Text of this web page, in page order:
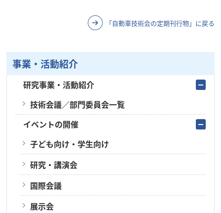
「自動車技術会の定期刊行物」に戻る
事業・活動紹介
研究事業・活動紹介
技術会議／部門委員会一覧
イベントの開催
子ども向け・学生向け
研究・講演会
国際会議
展示会